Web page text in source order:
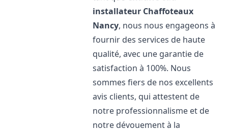
installateur Chaffoteaux
Nancy, nous nous engageons à
fournir des services de haute
qualité, avec une garantie de
satisfaction à 100%. Nous
sommes fiers de nos excellents
avis clients, qui attestent de
notre professionnalisme et de
notre dévouement à la